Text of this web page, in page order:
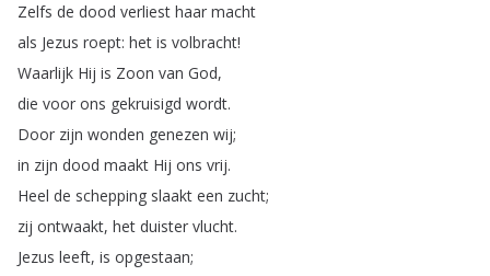
Zelfs de dood verliest haar macht
als Jezus roept: het is volbracht!
Waarlijk Hij is Zoon van God,
die voor ons gekruisigd wordt.
Door zijn wonden genezen wij;
in zijn dood maakt Hij ons vrij.
Heel de schepping slaakt een zucht;
zij ontwaakt, het duister vlucht.
Jezus leeft, is opgestaan;